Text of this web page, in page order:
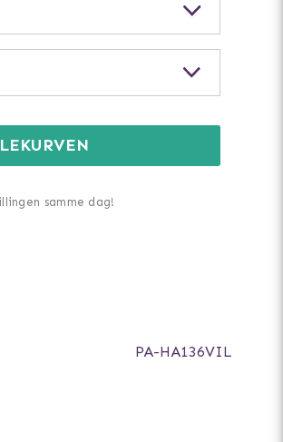
samme dag!
PA-HA136VIL